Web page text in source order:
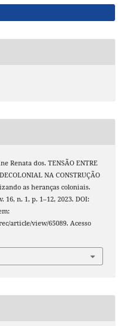
Renata dos. TENSÃO ENTRE
NA CONSTRUÇÃO
as heranças coloniais.
16, n. 1, p. 1–12, 2023. DOI:
article/view/65089. Acesso